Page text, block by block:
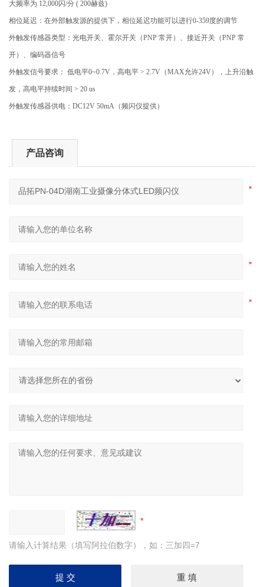
大频率为 12,000闪/分 ( 200赫兹)
相位延迟：在外部触发源的提供下，相位延迟功能可以进行0-359度的调节
外触发传感器类型：光电开关、霍尔开关（PNP 常开）、接近开关（PNP 常
开）、编码器信号
外触发信号要求： 低电平0~0.7V，高电平 > 2.7V（MAX允许24V），上升沿触
发，高电平持续时间 > 20 us
外触发传感器供电：DC12V 50mA（频闪仪提供）
产品咨询
请输入计算结果（填写阿拉伯数字），如：三加四=7